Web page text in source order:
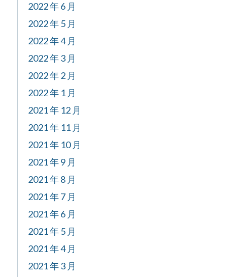
2022 年 6 月
2022 年 5 月
2022 年 4 月
2022 年 3 月
2022 年 2 月
2022 年 1 月
2021 年 12 月
2021 年 11 月
2021 年 10 月
2021 年 9 月
2021 年 8 月
2021 年 7 月
2021 年 6 月
2021 年 5 月
2021 年 4 月
2021 年 3 月